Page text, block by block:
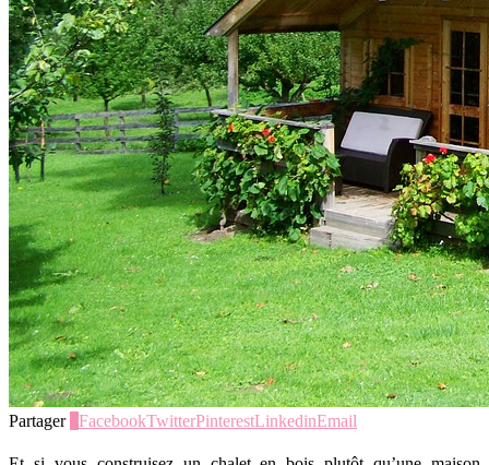
Partager FacebookTwitterPinterestLinkedinEmail